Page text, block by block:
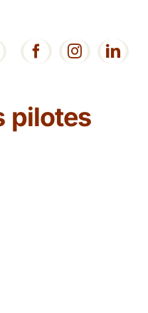
pilotes